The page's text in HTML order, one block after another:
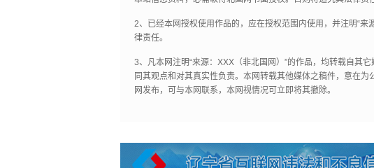
2、已经本网授权使用作品的，应在授权范围内使用，并注明“
律责任。
3、凡本网注明“来源：XXX（非北国网）”的作品，均转载自其
同其观点和对其真实性负责。本网转载其他媒体之稿件，意在
网发布，可与本网联系，本网视情况可立即将其撤除。